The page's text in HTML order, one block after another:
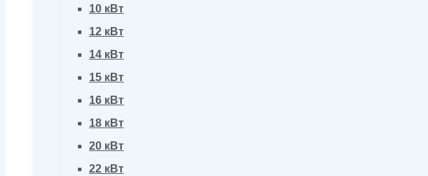
10 кВт
12 кВт
14 кВт
15 кВт
16 кВт
18 кВт
20 кВт
22 кВт